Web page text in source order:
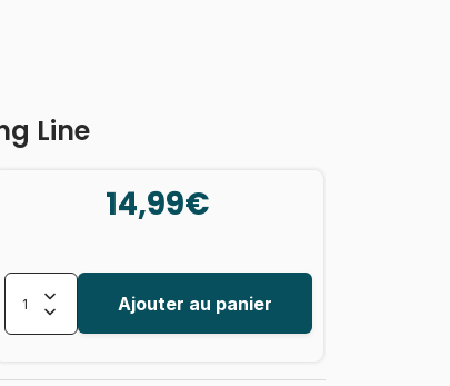
Line
14,99€
Ajouter au panier